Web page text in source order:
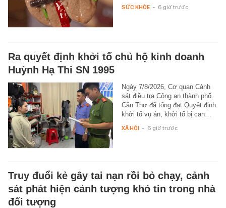
SỨC KHỎE - 6 giờ trước
Ra quyết định khởi tố chủ hộ kinh doanh
Huỳnh Hạ Thi SN 1995
Ngày 7/8/2026, Cơ quan Cảnh
sát điều tra Công an thành phố
Cần Thơ đã tống đạt Quyết định
khởi tố vụ án, khởi tố bị can…
XÃ HỘI - 6 giờ trước
Truy đuổi kẻ gây tai nạn rồi bỏ chạy, cảnh
sát phát hiện cảnh tượng khó tin trong nhà
đối tượng